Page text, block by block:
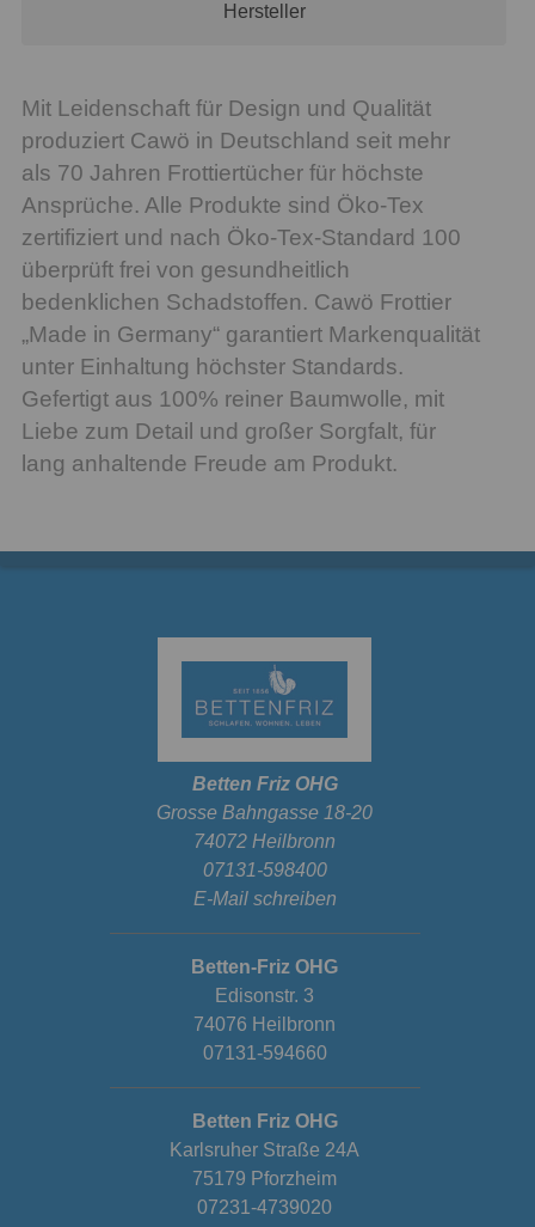
Hersteller
Mit Leidenschaft für Design und Qualität
produziert Cawö in Deutschland seit mehr
als 70 Jahren Frottiertücher für höchste
Ansprüche. Alle Produkte sind Öko-Tex
zertifiziert und nach Öko-Tex-Standard 100
überprüft frei von gesundheitlich
bedenklichen Schadstoffen. Cawö Frottier
„Made in Germany“ garantiert Markenqualität
unter Einhaltung höchster Standards.
Gefertigt aus 100% reiner Baumwolle, mit
Liebe zum Detail und großer Sorgfalt, für
lang anhaltende Freude am Produkt.
Betten Friz OHG
Grosse Bahngasse 18-20
74072 Heilbronn
07131-598400
E-Mail schreiben
Betten-Friz OHG
Edisonstr. 3
74076 Heilbronn
07131-594660
Betten Friz OHG
Karlsruher Straße 24A
75179 Pforzheim
07231-4739020